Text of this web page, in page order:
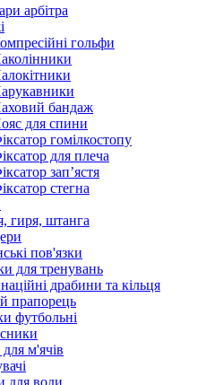
арбітра
гольфи
бандаж
для спини
гомілкостопу
для плеча
запʼястя
стегна
гиря, штанга
пов'язки
для тренувань
драбини та кільця
прапорець
футбольні
м'ячів
для води